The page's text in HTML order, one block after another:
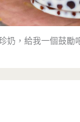
奶，給我一個鼓勵